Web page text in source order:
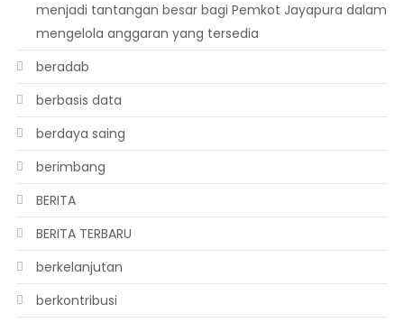
menjadi tantangan besar bagi Pemkot Jayapura dalam
mengelola anggaran yang tersedia
beradab
berbasis data
berdaya saing
berimbang
BERITA
BERITA TERBARU
berkelanjutan
berkontribusi